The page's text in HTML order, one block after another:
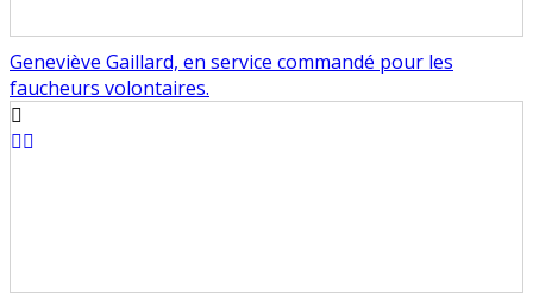
Geneviève Gaillard, en service commandé pour les
faucheurs volontaires.